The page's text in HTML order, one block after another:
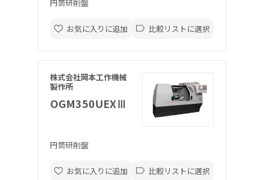
円筒研削盤
お気に入りに追加 比較リストに選択
株式会社岡本工作機械
製作所
OGM350UEXⅢ
円筒研削盤
お気に入りに追加 比較リストに選択